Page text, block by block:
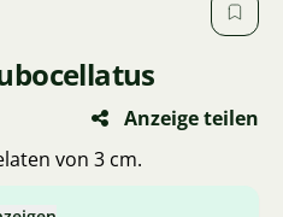
Anzeige teilen
von 3 cm.